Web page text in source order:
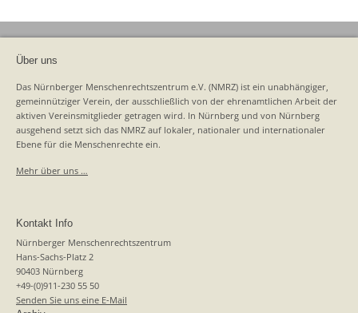
Über uns
Das Nürnberger Menschenrechtszentrum e.V. (NMRZ) ist ein unabhängiger,
gemeinnütziger Verein, der ausschließlich von der ehrenamtlichen Arbeit der
aktiven Vereinsmitglieder getragen wird. In Nürnberg und von Nürnberg
ausgehend setzt sich das NMRZ auf lokaler, nationaler und internationaler
Ebene für die Menschenrechte ein.
Mehr über uns …
Kontakt Info
Nürnberger Menschenrechtszentrum
Hans-Sachs-Platz 2
90403 Nürnberg
+49-(0)911-230 55 50
Senden Sie uns eine E-Mail